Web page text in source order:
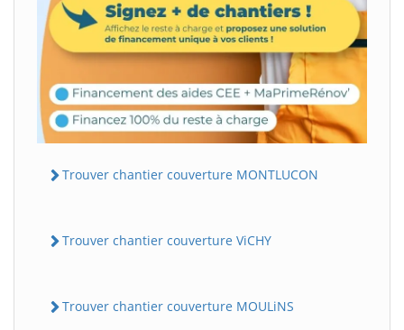
Trouver chantier couverture MONTLUCON
Trouver chantier couverture ViCHY
Trouver chantier couverture MOULiNS